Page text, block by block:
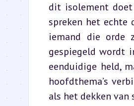
dit isolement doet
spreken het echte
iemand die orde
gespiegeld wordt
eenduidige held,
hoofdthema’s
als het dekken van